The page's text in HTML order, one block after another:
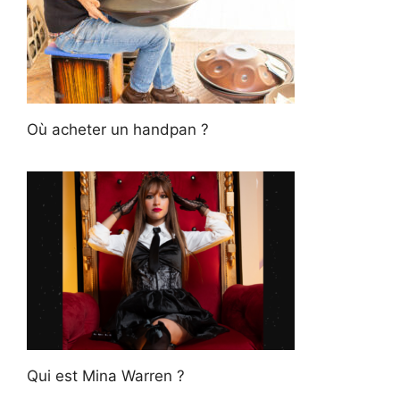
Où acheter un handpan ?
Qui est Mina Warren ?